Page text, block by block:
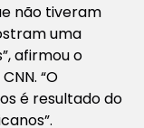
não tiveram
uma
afirmou o
“O
é resultado do